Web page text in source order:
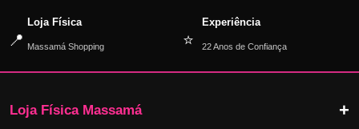
📍
Loja Física
Massamá Shopping ⭐
Experiência
22 Anos de Confiança
Loja Física Massamá